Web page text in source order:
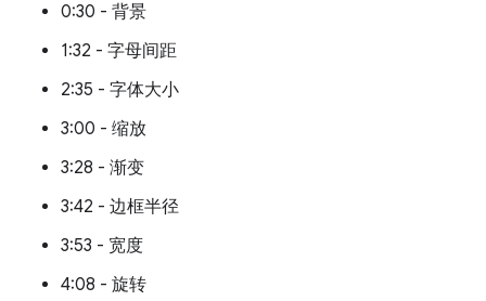
0:30 - 背景
1:32 - 字母间距
2:35 - 字体大小
3:00 - 缩放
3:28 - 渐变
3:42 - 边框半径
3:53 - 宽度
4:08 - 旋转